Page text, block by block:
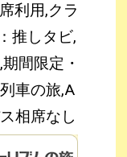
利用,クラ
推しタビ,
間限定・
車の旅,A
相席なし